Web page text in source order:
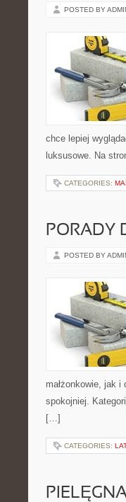
POSTED BY
chce lepiej
luksusowe. Na
CATEGORIES:
PORADY
POSTED BY
małżonkowie, jak
spokojniej.
[…]
CATEGORIES: